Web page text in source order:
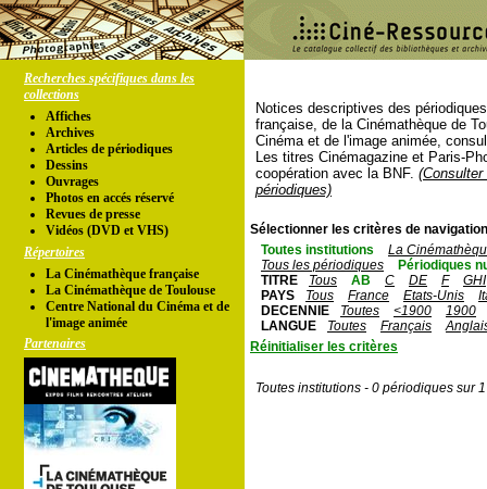
Recherches spécifiques dans les
collections
Affiches
Archives
Articles de périodiques
Dessins
Ouvrages
Photos en accés réservé
Revues de presse
Vidéos (DVD et VHS)
Répertoires
La Cinémathèque française
La Cinémathèque de Toulouse
Centre National du Cinéma et de
l'image animée
Partenaires
Notices descriptives des
française, de la Cinémathèque de
Cinéma et de l'image animée,
Les titres Cinémagazine et Paris-
coopération avec la BNF.
périodiques)
Sélectionner les critères de
Toutes institutions
La
Tous les périodiques
Périodiques
TITRE
Tous AB C DE F
GHI
PAYS
Tous France Etats-Unis
DECENNIE
Toutes <1900
1900
LANGUE
Toutes Français
Réinitialiser les critères
Toutes institutions - 0 périodiques sur